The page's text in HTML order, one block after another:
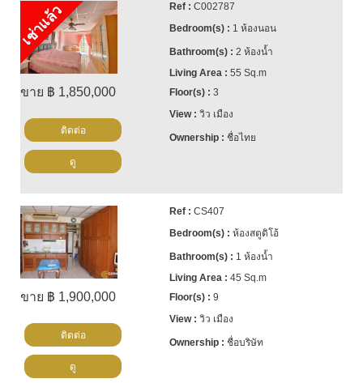
เช่าแล้ว
ขาย ฿ 1,850,000
C002787
1 ห้องนอน
2 ห้องน้ำ
55 Sq.m
3
วิว เมือง
ชื่อไทย
ติดต่อ
ดู
ขาย ฿ 1,900,000
CS407
ห้องสตูดิโอ้
1 ห้องน้ำ
45 Sq.m
9
วิว เมือง
ชื่อบริษัท
ติดต่อ
ดู